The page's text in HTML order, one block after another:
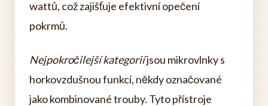
wattů, což zajišťuje efektivní opečení
pokrmů.
Nejpokročilejší kategoriíjsou mikrovlnky s
horkovzdušnou funkcí, někdy označované
jako kombinované trouby. Tyto přístroje